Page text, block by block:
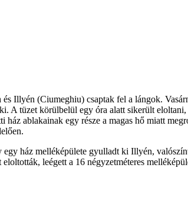
Illyén (Ciumeghiu) csaptak fel a lángok.
A tüzet körülbelül egy óra alatt sikerült
ablakainak egy része a magas hő miatt
ház melléképülete gyulladt ki Illyén,
leégett a 16 négyzetméteres